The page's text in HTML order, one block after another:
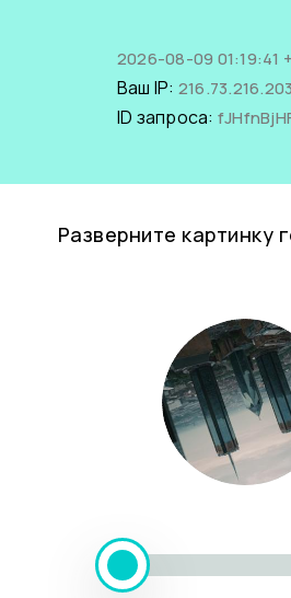
2026-08-09 01:19:41
Ваш IP: 216.73.216.203
ID запроса:
Разверните картинку